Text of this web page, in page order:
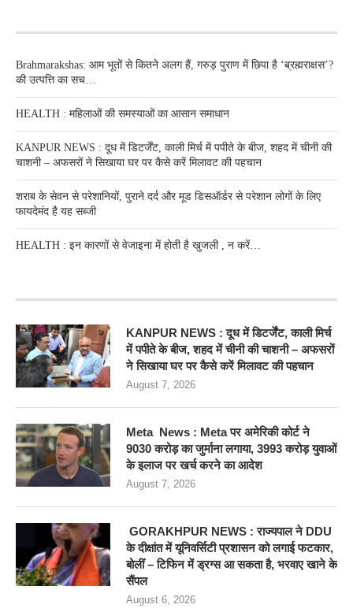
Brahmarakshas: आम भूतों से कितने अलग हैं, गरुड़ पुराण में छिपा है ‘ब्रह्मराक्षस’?
की उत्पत्ति का सच…
HEALTH : महिलाओं की समस्‍याओं का आसान समाधान
KANPUR NEWS : दूध में डिटर्जेंट, काली मिर्च में पपीते के बीज, शहद में चीनी की
चाशनी – अफसरों ने सिखाया घर पर कैसे करें मिलावट की पहचान
शराब के सेवन से परेशानियों, पुराने दर्द और मूड डिसऑर्डर से परेशान लोगों के लिए
फायदेमंद है यह सब्जी
HEALTH : इन कारणों से वेजाइना में होती है खुजली , न करें…
KANPUR NEWS : दूध में डिटर्जेंट, काली मिर्च
में पपीते के बीज, शहद में चीनी की चाशनी – अफसरों
ने सिखाया घर पर कैसे करें मिलावट की पहचान
August 7, 2026
Meta News : Meta पर अमेरिकी कोर्ट ने
9030 करोड़ का जुर्माना लगाया, 3993 करोड़ युवाओं
के इलाज पर खर्च करने का आदेश
August 7, 2026
GORAKHPUR NEWS : राज्यपाल ने DDU
के दीक्षांत में यूनिवर्सिटी प्रशासन को लगाई फटकार,
बोलीं – टिफिन में ड्रग्स आ सकता है, भरवाए खाने के
सैंपल
August 6, 2026